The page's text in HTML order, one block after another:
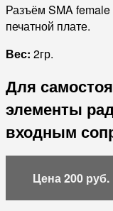
Разъём SMA
печатной плате.
Вес: 2гр.
Для
элементы
входным
Цена 200 руб.